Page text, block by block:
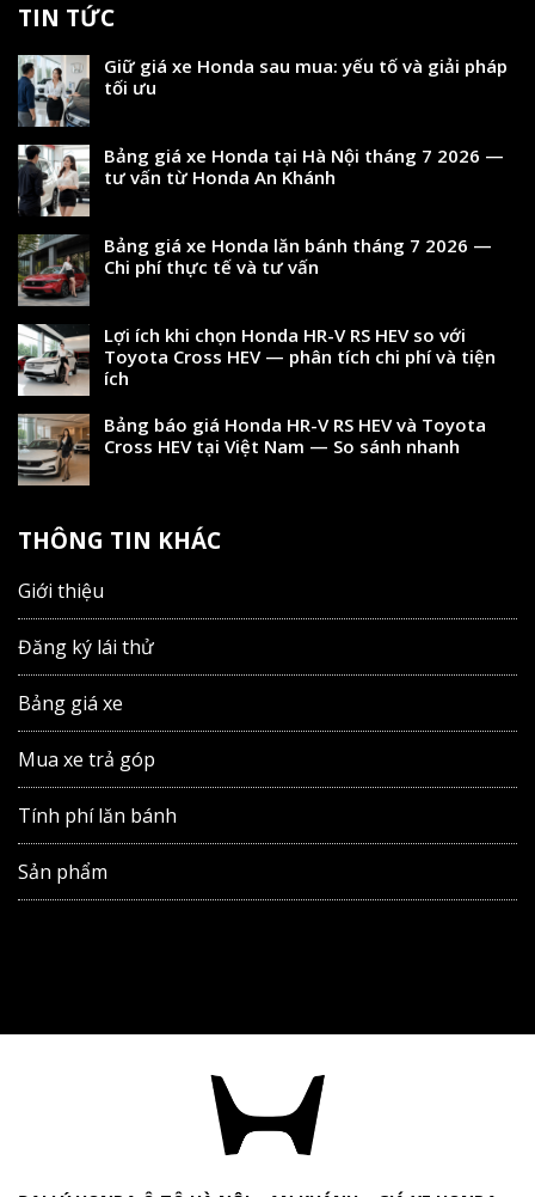
TIN TỨC
Giữ giá xe Honda sau mua: yếu tố và giải pháp
tối ưu
Bảng giá xe Honda tại Hà Nội tháng 7 2026 —
tư vấn từ Honda An Khánh
Bảng giá xe Honda lăn bánh tháng 7 2026 —
Chi phí thực tế và tư vấn
Lợi ích khi chọn Honda HR-V RS HEV so với
Toyota Cross HEV — phân tích chi phí và tiện
ích
Bảng báo giá Honda HR-V RS HEV và Toyota
Cross HEV tại Việt Nam — So sánh nhanh
THÔNG TIN KHÁC
Giới thiệu
Đăng ký lái thử
Bảng giá xe
Mua xe trả góp
Tính phí lăn bánh
Sản phẩm